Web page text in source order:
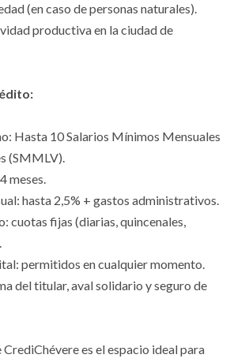
(en caso de personas naturales).
productiva en la ciudad de
Hasta 10 Salarios Mínimos Mensuales
(SMMLV).
meses.
hasta 2,5% + gastos administrativos.
cuotas fijas (diarias, quincenales,
permitidos en cualquier momento.
del titular, aval solidario y seguro de
CrediChévere es el espacio ideal para